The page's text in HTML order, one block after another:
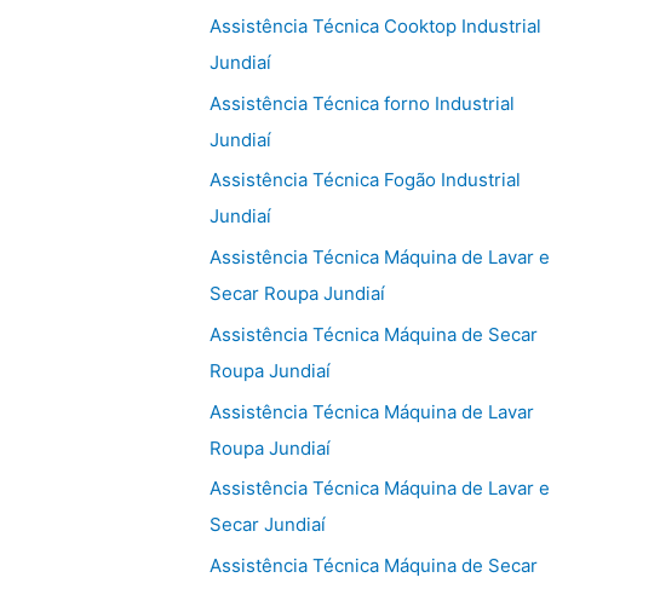
Assistência Técnica Cooktop Industrial
Jundiaí
Assistência Técnica forno Industrial
Jundiaí
Assistência Técnica Fogão Industrial
Jundiaí
Assistência Técnica Máquina de Lavar e
Secar Roupa Jundiaí
Assistência Técnica Máquina de Secar
Roupa Jundiaí
Assistência Técnica Máquina de Lavar
Roupa Jundiaí
Assistência Técnica Máquina de Lavar e
Secar Jundiaí
Assistência Técnica Máquina de Secar